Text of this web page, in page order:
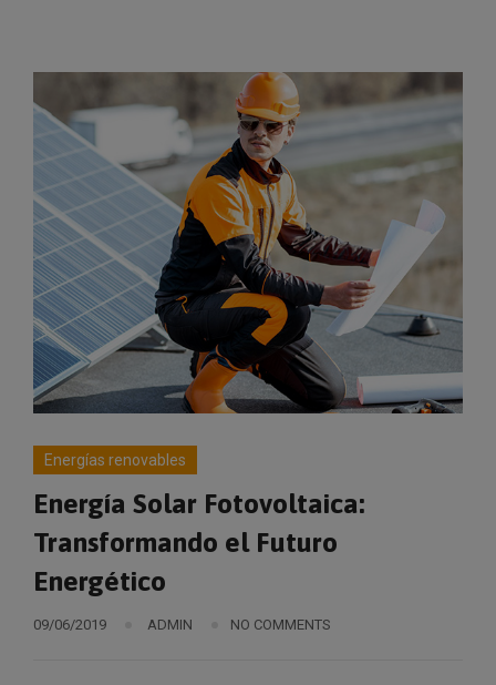
Energías renovables
Energía Solar Fotovoltaica:
Transformando el Futuro
Energético
09/06/2019 ADMIN NO COMMENTS